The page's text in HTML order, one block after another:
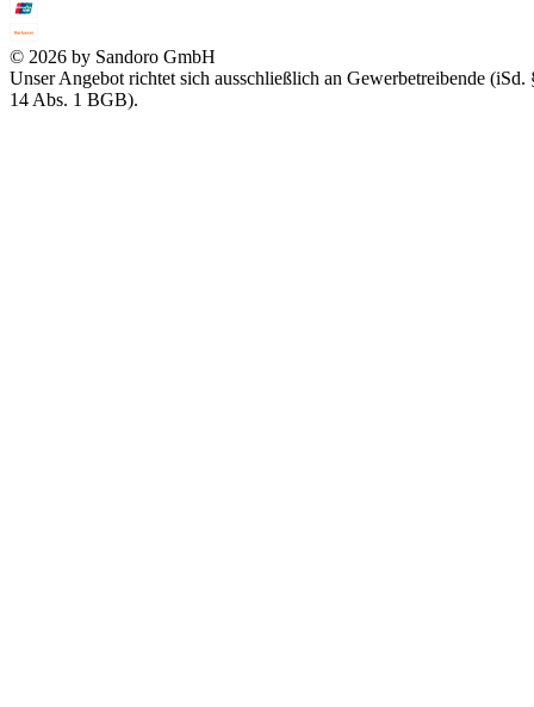
© 2026 by Sandoro GmbH
Unser Angebot richtet sich ausschließlich an Gewerbetreibende (iSd.
14 Abs. 1 BGB).